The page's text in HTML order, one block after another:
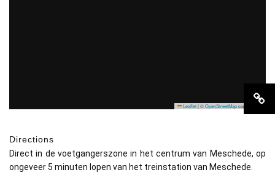
Leaflet|©OpenStreetMapcontributors
Directions
Direct in de voetgangerszone in het centrum van Meschede, op
ongeveer 5 minuten lopen van het treinstation van Meschede.